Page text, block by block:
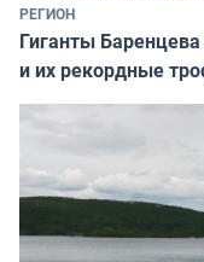
РЕГИОН
Гиганты
и их рекордные